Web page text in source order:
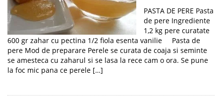
PASTA DE PERE Pasta
de pere Ingrediente
1,2 kg pere curatate
600 gr zahar cu pectina 1/2 fiola esenta vanilie Pasta de
pere Mod de preparare Perele se curata de coaja si seminte
se amesteca cu zaharul si se lasa la rece cam o ora. Se pune
la foc mic pana ce perele […]